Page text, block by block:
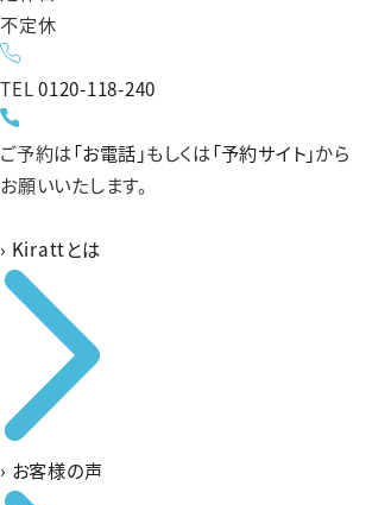
不定休
TEL0120-118-240
ご予約は「お電話」もしくは「予約サイト」から
お願いいたします。
› Kirattとは
› お客様の声